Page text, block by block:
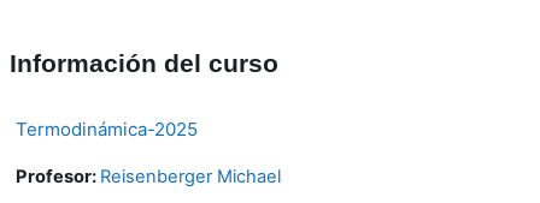
Información del curso
Termodinámica-2025
Profesor: Reisenberger Michael